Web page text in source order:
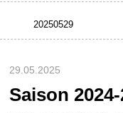
29.05.2025
Saison